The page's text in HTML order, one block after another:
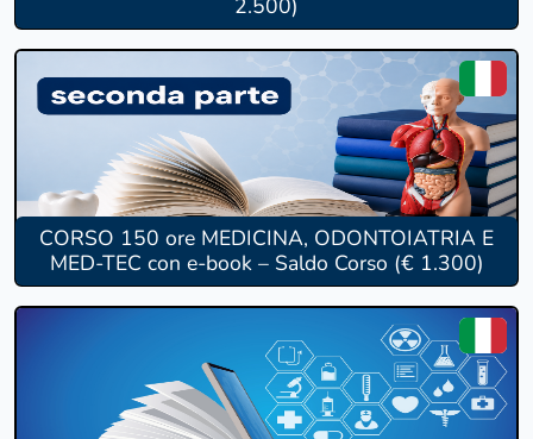
CORSO 150 ore MEDICINA, ODONTOIATRIA E
MED-TEC con e-book – Saldo Corso (€ 1.300)